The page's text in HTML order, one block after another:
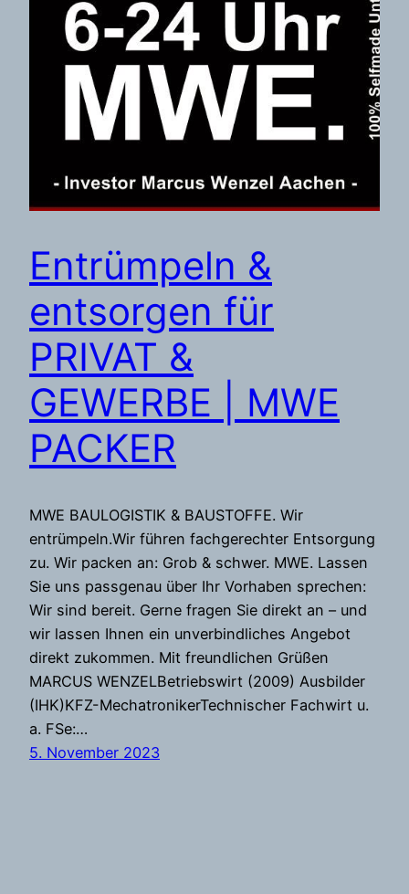
Entrümpeln &
entsorgen für
PRIVAT &
GEWERBE | MWE
PACKER
MWE BAULOGISTIK & BAUSTOFFE. Wir
entrümpeln.Wir führen fachgerechter Entsorgung
zu. Wir packen an: Grob & schwer. MWE. Lassen
Sie uns passgenau über Ihr Vorhaben sprechen:
Wir sind bereit. Gerne fragen Sie direkt an – und
wir lassen Ihnen ein unverbindliches Angebot
direkt zukommen. Mit freundlichen Grüßen
MARCUS WENZELBetriebswirt (2009) Ausbilder
(IHK)KFZ-MechatronikerTechnischer Fachwirt u.
a. FSe:…
5. November 2023